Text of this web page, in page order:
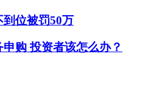
位被罚50万
购 投资者该怎么办？